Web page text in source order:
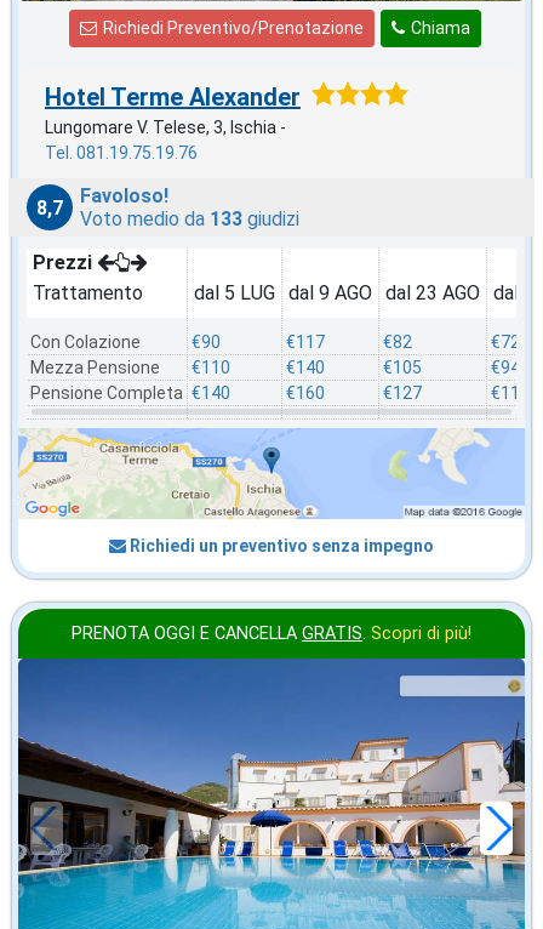
Chiama
Richiedi Preventivo/Prenotazione
Hotel Terme Alexander
Lungomare V. Telese, 3, Ischia -
Tel. 081.19.75.19.76
8,7
Favoloso!
Voto medio da 133 giudizi
Prezzi
Trattamento
Con Colazione
Mezza Pensione
Pensione Completa
dal 5 LUG
€90
€110
€140
dal 9 AGO
€117
€140
€160
dal 23 AGO
€82
€105
€127
dal
€72
€94
€117
Richiedi un preventivo senza impegno
PRENOTA OGGI E CANCELLA GRATIS. Scopri di più!
€28,43
a notte